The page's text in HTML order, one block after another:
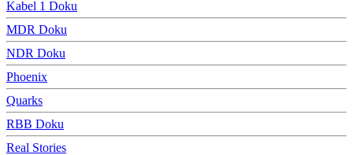
Kabel 1 Doku
MDR Doku
NDR Doku
Phoenix
Quarks
RBB Doku
Real Stories